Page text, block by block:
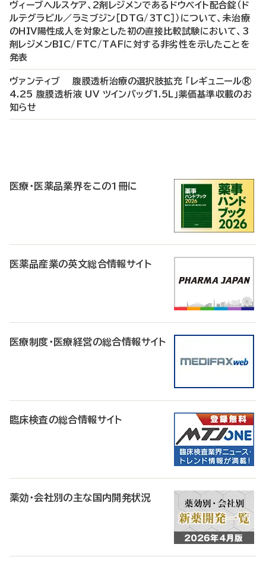
ヴィーブヘルスケア、2剤レジメンであるドウベイト配合錠（ド
ルテグラビル／ラミブジン［DTG/3TC］）について、未治療
のHIV陽性成人を対象とした初の直接比較試験において、3
剤レジメンBIC/FTC/TAFに対する非劣性を示したことを
発表
ヴァンティブ 腹膜透析治療の選択肢拡充 「レギュニール®
4.25 腹膜透析液 UV ツインバッグ1.5L」薬価基準収載のお
知らせ
医療・医薬品業界をこの1冊に
医薬品産業の英文総合情報サイト
医療制度・医療経営の総合情報サイト
臨床検査の総合情報サイト
薬効・会社別の主な国内開発状況